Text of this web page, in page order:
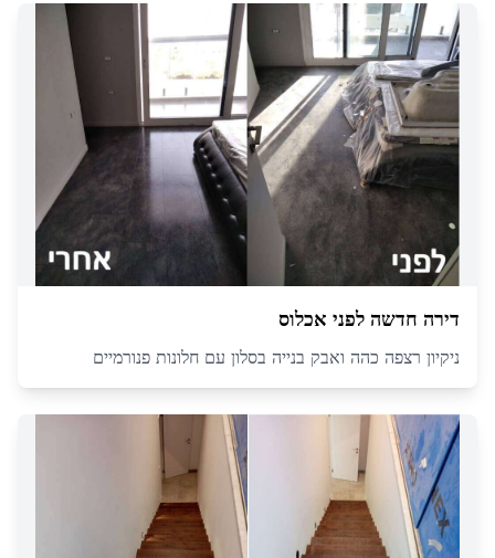
דירה חדשה לפני אכלוס
ניקיון רצפה כהה ואבק בנייה בסלון עם חלונות פנורמיים